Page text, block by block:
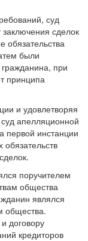
суд
сделок
обязательства
были
при
принципа
и удовлетворяя
апелляционной
первой инстанции
обязательств
поручителем
общества
являлся
общества.
договору
кредиторов